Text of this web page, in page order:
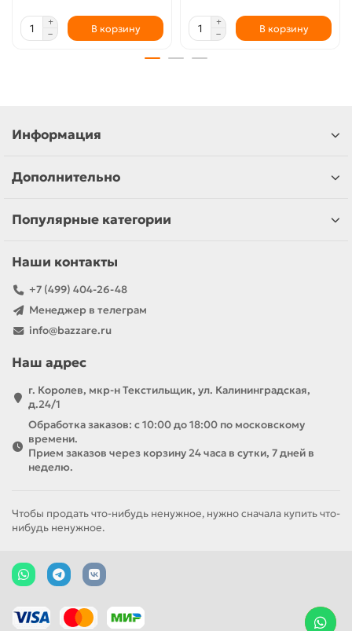
В корзину В корзину
Информация
Дополнительно
Популярные категории
Наши контакты
+7 (499) 404-26-48
Менеджер в телеграм
info@bazzare.ru
Наш адрес
г. Королев, мкр-н Текстильщик, ул. Калининградская,
д.24/1
Обработка заказов: с 10:00 до 18:00 по московскому
времени.
Прием заказов через корзину 24 часа в сутки, 7 дней в
неделю.
Чтобы продать что-нибудь ненужное, нужно сначала купить что-
нибудь ненужное.